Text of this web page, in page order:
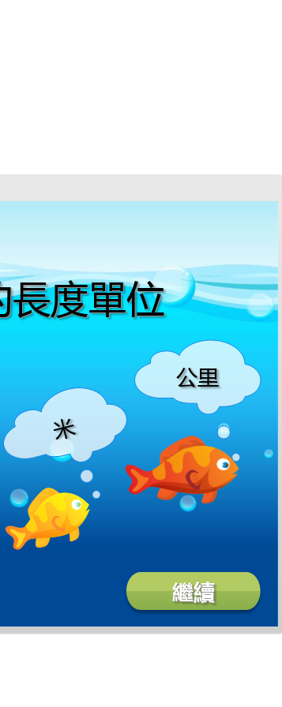
選擇合適的長度單位
選擇合適的長度單位
選擇合適的長度單位
選擇合適的長度單位
米
米
米
米
公里
公里
公里
公里
繼續
繼續
繼續
繼續